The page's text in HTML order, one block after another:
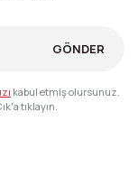
GÖNDER
kabul etmiş olursunuz.
tıklayın.